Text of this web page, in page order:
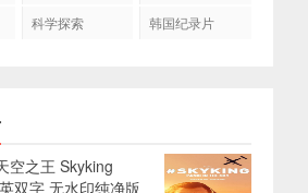
科学探索 韩国纪录片
空之王 Skyking
双字 无水印纯净版